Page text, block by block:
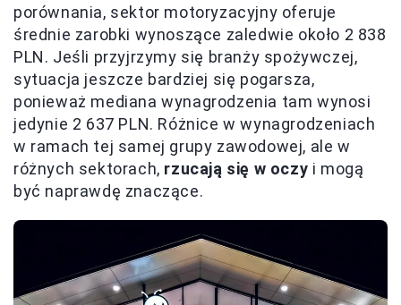
porównania, sektor motoryzacyjny oferuje
średnie zarobki wynoszące zaledwie około 2 838
PLN. Jeśli przyjrzymy się branży spożywczej,
sytuacja jeszcze bardziej się pogarsza,
ponieważ mediana wynagrodzenia tam wynosi
jedynie 2 637 PLN. Różnice w wynagrodzeniach
w ramach tej samej grupy zawodowej, ale w
różnych sektorach, rzucają się w oczy i mogą
być naprawdę znaczące.